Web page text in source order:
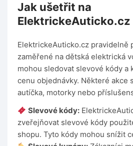
Jak ušetřit na
ElektrickeAuticko.cz
ElektrickeAuticko.cz pravidelně
zaměřené na dětská elektrická
mohou sledovat slevové kódy a
cenu objednávky. Některé akce
autíčka, motorky nebo
Slevové kódy:
zveřejňovat slevové kódy
shopu. Tyto kódy mohou snížit